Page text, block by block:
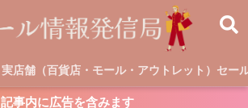
実店舗（百貨店・モール・アウトレット）セー
記事内に広告を含みます